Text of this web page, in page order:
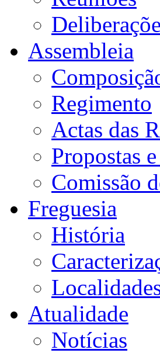
Assembleia
Regimento
Actas das
Propostas
Comissão
Freguesia
História
Atualidade
Notícias